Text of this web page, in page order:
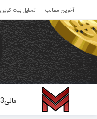
آخرین مطالب تحلیل بیت کوین
مالی3